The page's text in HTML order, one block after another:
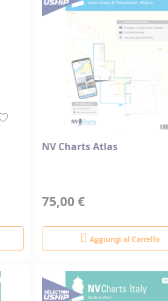
NV Charts Atlas
75,00 €
Aggiungi al Carrello